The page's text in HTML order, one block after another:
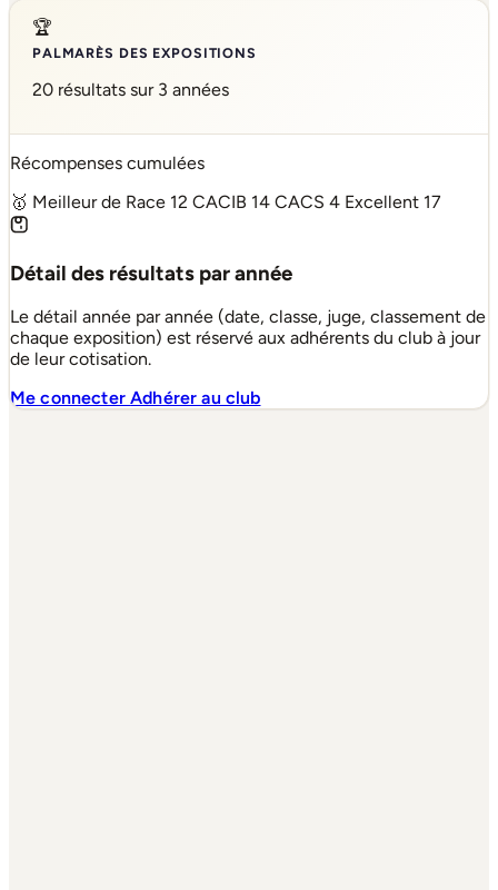
🏆
PALMARÈS DES EXPOSITIONS
20 résultats sur 3 années
Récompenses cumulées
🥇 Meilleur de Race 12 CACIB 14 CACS 4 Excellent 17
Détail des résultats par année
Le détail année par année (date, classe, juge, classement de
chaque exposition) est réservé aux adhérents du club à jour
de leur cotisation.
Me connecterAdhérer au club